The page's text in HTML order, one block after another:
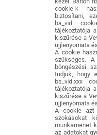
cookie-k
biztosítani,
ba_vid
tájékoztatója
kiszűrése a
ujjlenyomata
A cookie
szükséges.
böngészési
tudjuk, hogy
ba_vid.xxx
tájékoztatója
kiszűrése a
ujjlenyomata
A cookie azt
szokásokat
munkamenet
az adatokat